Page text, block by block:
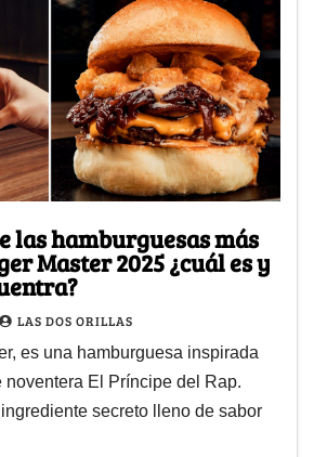
las hamburguesas más
Master 2025 ¿cuál es y
LAS DOS ORILLAS
es una hamburguesa inspirada
El Príncipe del Rap.
secreto lleno de sabor